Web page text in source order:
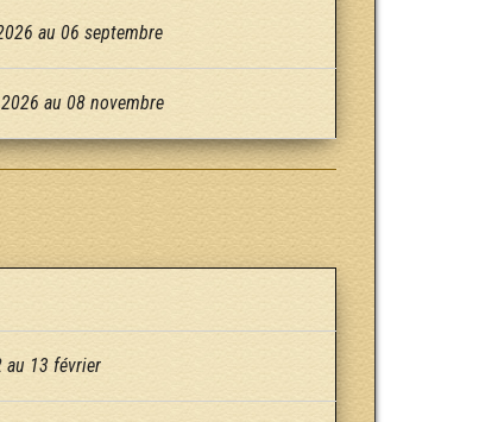
au 06 septembre
au 08 novembre
au 13 février